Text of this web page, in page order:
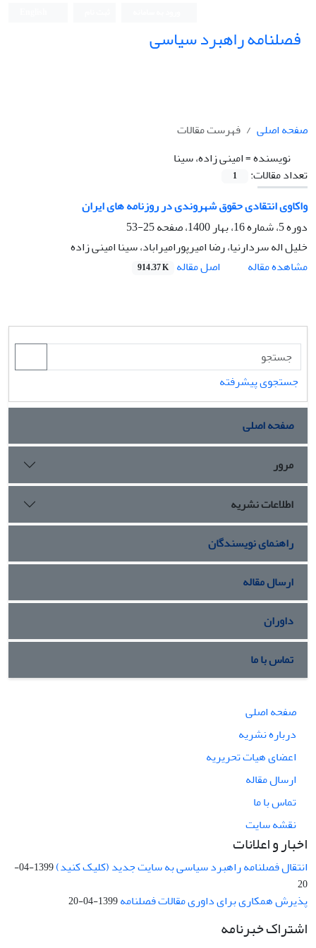
فصلنامه راهبرد سیاسی
صفحه اصلی
فهرست مقالات
نویسنده =امینی زاده، سینا
تعداد مقالات:
1
واکاوی انتقادی حقوق شهروندی در روزنامه های ایران
دوره 5، شماره 16، بهار 1400، صفحه
25-53
خلیل اله سردارنیا، رضا امیرپورامیراباد، سینا امینی زاده
مشاهده مقاله
اصل مقاله 914.37 K
جستجوی پیشرفته
صفحه اصلی
مرور
اطلاعات نشریه
راهنمای نویسندگان
ارسال مقاله
داوران
تماس با ما
صفحه اصلی
درباره نشریه
اعضای هیات تحریریه
ارسال مقاله
تماس با ما
نقشه سایت
اخبار و اعلانات
انتقال فصلنامه راهبرد سیاسی به سایت جدید (کلیک کنید)
1399-04-
20
پذیرش همکاری برای داوری مقالات فصلنامه1399-04-20
اشتراک خبرنامه